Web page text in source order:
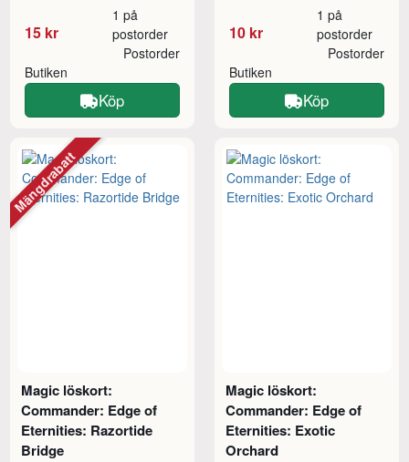
15 kr
1 på
postorder
Butiken
Postorder
Köp
10 kr
1 på
postorder
Butiken
Postorder
Köp
Magic löskort:
Commander: Edge of
Eternities: Razortide
Bridge
Mängdrabatt
Magic löskort:
Commander: Edge of
Eternities: Exotic
Orchard